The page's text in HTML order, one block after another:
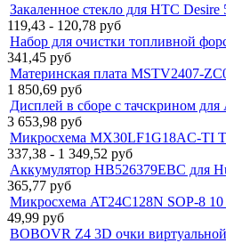
Закаленное стекло для HTC
119,43 - 120,78 руб
Набор для очистки топливной
341,45 руб
Материнская плата MSTV2407-
1 850,69 руб
Дисплей в сборе с тачскрином для
3 653,98 руб
Микросхема MX30LF1G18AC-TI
337,38 - 1 349,52 руб
Аккумулятор HB526379EBC для
365,77 руб
Микросхема AT24C128N SOP-8 10
49,99 руб
BOBOVR Z4 3D очки